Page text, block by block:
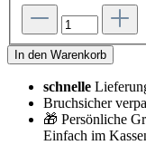
In den Warenkorb
schnelle
Bruchsicher
🎁 Persönliche
Einfach im